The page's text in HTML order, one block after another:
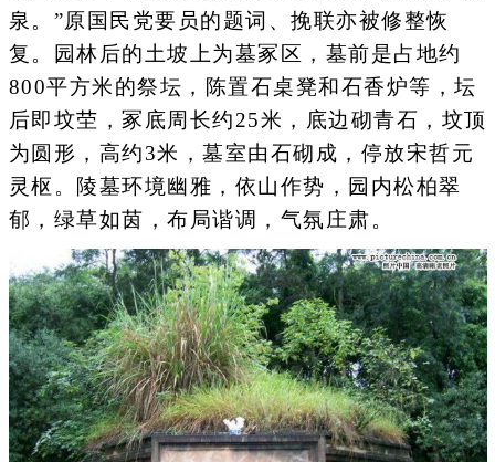
泉。”原国民党要员的题词、挽联亦被修整恢
复。园林后的土坡上为墓冢区，墓前是占地约
800平方米的祭坛，陈置石桌凳和石香炉等，坛
后即坟茔，冢底周长约25米，底边砌青石，坟顶
为圆形，高约3米，墓室由石砌成，停放宋哲元
灵枢。陵墓环境幽雅，依山作势，园内松柏翠
郁，绿草如茵，布局谐调，气氛庄肃。